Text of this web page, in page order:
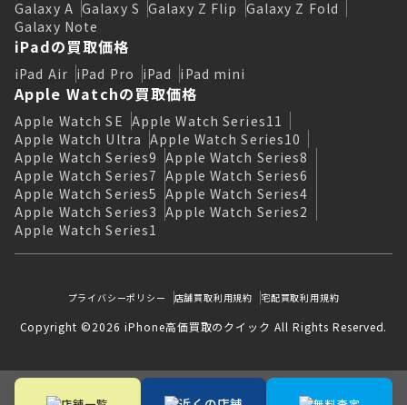
Galaxy A Galaxy S Galaxy Z Flip Galaxy Z Fold
Galaxy Note
iPadの買取価格
iPad Air iPad Pro iPad iPad mini
Apple Watchの買取価格
Apple Watch SE Apple Watch Series11
Apple Watch Ultra Apple Watch Series10
Apple Watch Series9 Apple Watch Series8
Apple Watch Series7 Apple Watch Series6
Apple Watch Series5 Apple Watch Series4
Apple Watch Series3 Apple Watch Series2
Apple Watch Series1
プライバシーポリシー 店舗買取利用規約 宅配買取利用規約
Copyright ©2026 iPhone高価買取のクイック All Rights Reserved.